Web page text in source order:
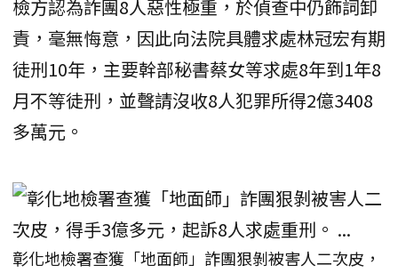
檢方認為詐團8人惡性極重，於偵查中仍飾詞卸
責，毫無悔意，因此向法院具體求處林冠宏有期
徒刑10年，主要幹部秘書蔡女等求處8年到1年8
月不等徒刑，並聲請沒收8人犯罪所得2億3408
多萬元。
彰化地檢署查獲「地面師」詐團狠剝被害人二次皮，